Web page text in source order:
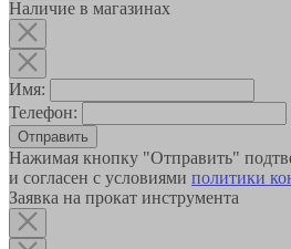
Наличие в магазинах
Имя:
Телефон:
Отправить
Нажимая кнопку "Отправить"
и согласен с условиями политики
Заявка на прокат инструмента